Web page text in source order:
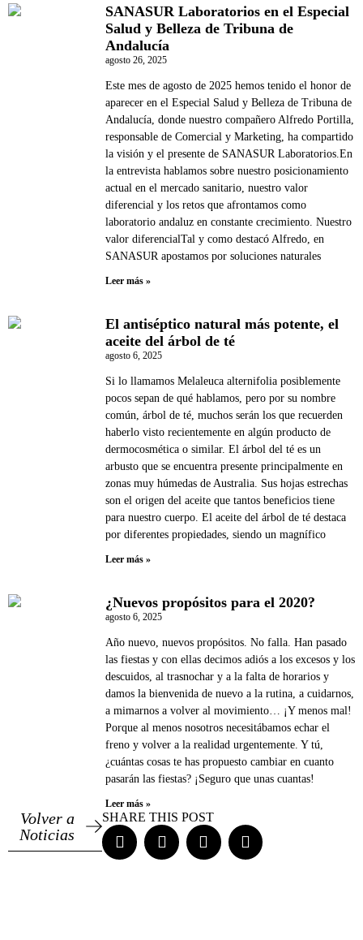
Volver a
Noticias
SHARE THIS POST
SANASUR Laboratorios en el Especial
Salud y Belleza de Tribuna de
Andalucía
agosto 26, 2025
Este mes de agosto de 2025 hemos tenido el honor de
aparecer en el Especial Salud y Belleza de Tribuna de
Andalucía, donde nuestro compañero Alfredo Portilla,
responsable de Comercial y Marketing, ha compartido
la visión y el presente de SANASUR Laboratorios.En
la entrevista hablamos sobre nuestro posicionamiento
actual en el mercado sanitario, nuestro valor
diferencial y los retos que afrontamos como
laboratorio andaluz en constante crecimiento. Nuestro
valor diferencialTal y como destacó Alfredo, en
SANASUR apostamos por soluciones naturales
Leer más »
El antiséptico natural más potente, el
aceite del árbol de té
agosto 6, 2025
Si lo llamamos Melaleuca alternifolia posiblemente
pocos sepan de qué hablamos, pero por su nombre
común, árbol de té, muchos serán los que recuerden
haberlo visto recientemente en algún producto de
dermocosmética o similar. El árbol del té es un
arbusto que se encuentra presente principalmente en
zonas muy húmedas de Australia. Sus hojas estrechas
son el origen del aceite que tantos beneficios tiene
para nuestro cuerpo. El aceite del árbol de té destaca
por diferentes propiedades, siendo un magnífico
Leer más »
¿Nuevos propósitos para el 2020?
agosto 6, 2025
Año nuevo, nuevos propósitos. No falla. Han pasado
las fiestas y con ellas decimos adiós a los excesos y los
descuidos, al trasnochar y a la falta de horarios y
damos la bienvenida de nuevo a la rutina, a cuidarnos,
a mimarnos a volver al movimiento… ¡Y menos mal!
Porque al menos nosotros necesitábamos echar el
freno y volver a la realidad urgentemente. Y tú,
¿cuántas cosas te has propuesto cambiar en cuanto
pasarán las fiestas? ¡Seguro que unas cuantas!
Leer más »